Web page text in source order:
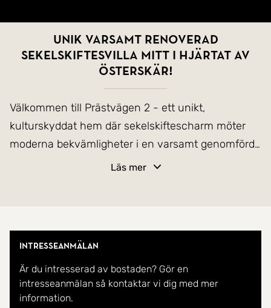
Unik varsamt renoverad
sekelskiftesvilla mitt i hjärtat av
Österskär!
Välkommen till Prästvägen 2 - ett unikt,
kulturskyddat hem där sekelskiftescharm möter
moderna bekvämligheter i en varsamt genomförd
renovering. Beläget i hörnet av Prästvägen och
vardagsliv. Genom hela huset samsas tidstypiska
detaljer såsom slipade trägolv, vackra kaminer,
klassiska kakelval, originaldetaljer och den
karaktärsfulla punschverandan med stilrena
Läs mer
Intresseanmälan
Är du intresserad av bostaden? Gör en
intresseanmälan så kontaktar vi dig med mer
information.